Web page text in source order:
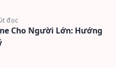
đọc
Cho Người Lớn: Hướng